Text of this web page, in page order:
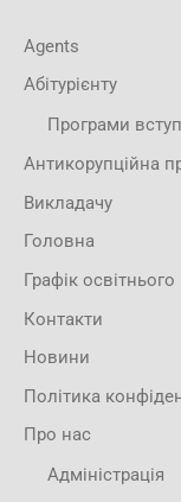
Agents
Абітурієнту
Програми
Антикорупційна
Викладачу
Головна
Графік
Контакти
Новини
Політика
Про нас
Адміністрація